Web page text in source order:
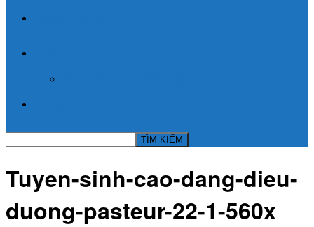
Tuyen-sinh-cao-dang-dieu-
duong-pasteur-22-1-560x